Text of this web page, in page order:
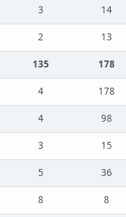
3
14
2
13
135
178
4
178
4
98
3
15
5
36
8
8